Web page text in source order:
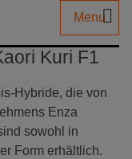
Menu
Kuri F1
Hybride, die von
Enza
sowohl in
Form erhältlich.